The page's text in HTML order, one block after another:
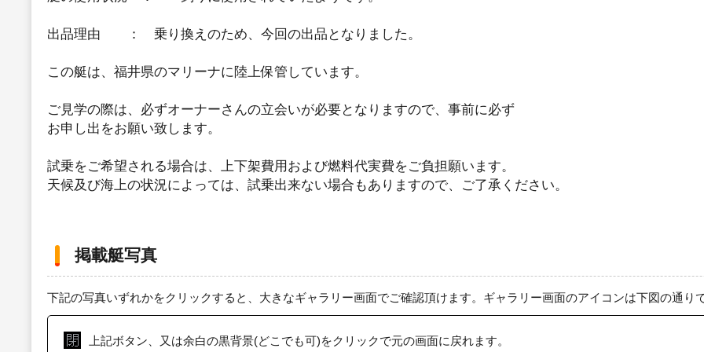
出品理由 ： 乗り換えのため、今回の出品となりました。
この艇は、福井県のマリーナに陸上保管しています。
ご見学の際は、必ずオーナーさんの立会いが必要となりますので、事前に必ず
お申し出をお願い致します。
試乗をご希望される場合は、上下架費用および燃料代実費をご負担願います。
天候及び海上の状況によっては、試乗出来ない場合もありますので、ご了承ください。
掲載艇写真
下記の写真いずれかをクリックすると、大きなギャラリー画面でご確認頂けます。ギャラリー画面のアイコンは下図の通り
上記ボタン、又は余白の黒背景(どこでも可)をクリックで元の画面に戻れます。